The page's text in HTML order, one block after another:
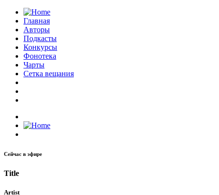
Главная
Авторы
Подкасты
Конкурсы
Фонотека
Чарты
Сетка вещания
Сейчас в эфире
Title
Artist